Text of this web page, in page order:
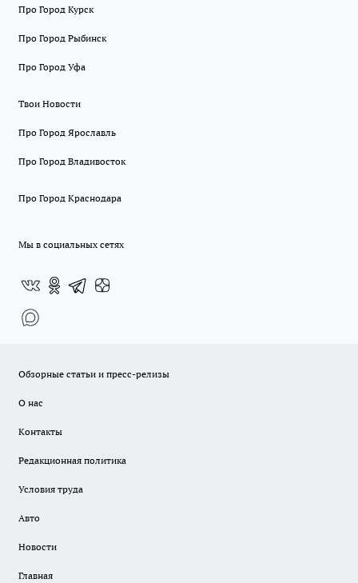
Про Город Курск
Про Город Рыбинск
Про Город Уфа
Твои Новости
Про Город Ярославль
Про Город Владивосток
Про Город Краснодара
Мы в социальных сетях
Обзорные статьи и пресс-релизы
О нас
Контакты
Редакционная политика
Условия труда
Авто
Новости
Главная